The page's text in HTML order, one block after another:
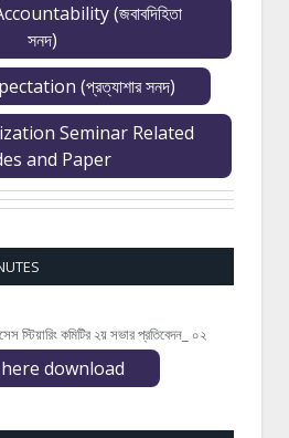
(জবাবদিহিতা
সনদ)
(প্রত্যাশার সনদ)
Seminar Related
and Paper
স্টিয়ারিং কমিটির ২য় সভার প্রতিবেদন_ ০২
download